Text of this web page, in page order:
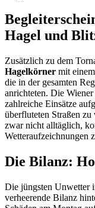
Hagel und
Zusätzlich zu dem
Hagelkörner mit
die in der gesamten
anrichteten. Die
zahlreiche Einsätze
überfluteten Straßen zu
zwar nicht alltäglich,
Wetteraufzeichnungen
Die Bilanz:
Die jüngsten Unwetter
verheerende Bilanz